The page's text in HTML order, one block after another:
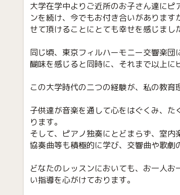
大学在学中よりご近所のお子さん達に
ンを続け、今でもお付き合いがありま
せて頂けることにとても幸せを感じまし
同じ頃、東京フィルハーモニー交響楽
醐味を感じると同時に、それまで以上に
この大学時代の二つの経験が、私の教育
子供達が音楽を通して心をはぐくみ、
ります。
そして、ピアノ独奏にとどまらず、室内
協奏曲等も積極的に学び、交響曲や歌劇
どなたのレッスンにおいても、お一人
い指導を心がけております。